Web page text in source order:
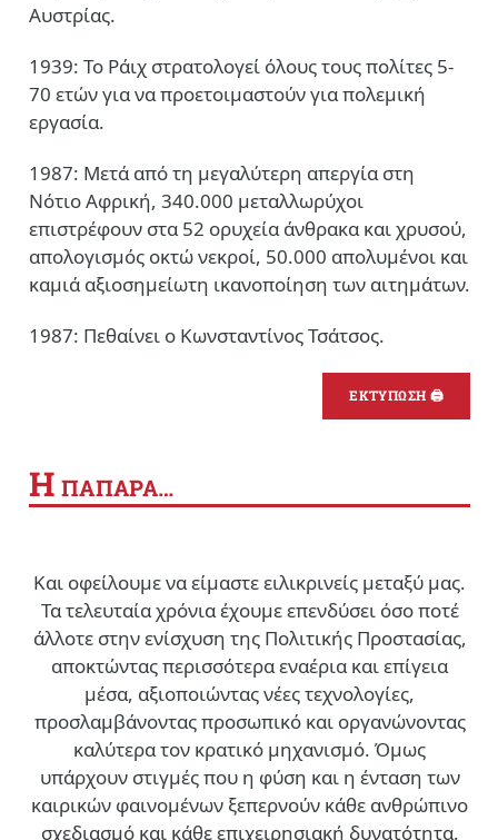
Αυστρίας.
1939: Το Ράιχ στρατολογεί όλους τους πολίτες 5-
70 ετών για να προετοιμαστούν για πολεμική
εργασία.
1987: Μετά από τη μεγαλύτερη απεργία στη
Νότιο Αφρική, 340.000 μεταλλωρύχοι
επιστρέφουν στα 52 ορυχεία άνθρακα και χρυσού,
απολογισμός οκτώ νεκροί, 50.000 απολυμένοι και
καμιά αξιοσημείωτη ικανοποίηση των αιτημάτων.
1987: Πεθαίνει ο Κωνσταντίνος Τσάτσος.
ΕΚΤΥΠΩΣΗ 🖨
Η ΠΑΠΑΡΑ…
Και οφείλουμε να είμαστε ειλικρινείς μεταξύ μας.
Τα τελευταία χρόνια έχουμε επενδύσει όσο ποτέ
άλλοτε στην ενίσχυση της Πολιτικής Προστασίας,
αποκτώντας περισσότερα εναέρια και επίγεια
μέσα, αξιοποιώντας νέες τεχνολογίες,
προσλαμβάνοντας προσωπικό και οργανώνοντας
καλύτερα τον κρατικό μηχανισμό. Όμως
υπάρχουν στιγμές που η φύση και η ένταση των
καιρικών φαινομένων ξεπερνούν κάθε ανθρώπινο
σχεδιασμό και κάθε επιχειρησιακή δυνατότητα.